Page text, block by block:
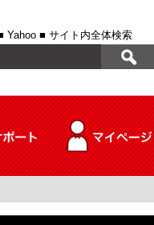
Yahoo ■ サイト内全体検索